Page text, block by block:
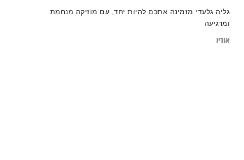
גליה גלעדי מזמינה אתכם להיות יחד, עם מוזיקה מנחמת
ומרגיעה
אודיו